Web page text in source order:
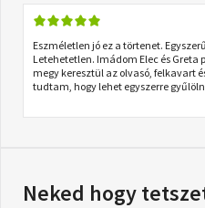
Eszméletlen jó ez a törtenet.
Letehetetlen. Imádom Elec és
megy keresztül az olvasó, felkavart
tudtam, hogy lehet egyszerre
Neked hogy